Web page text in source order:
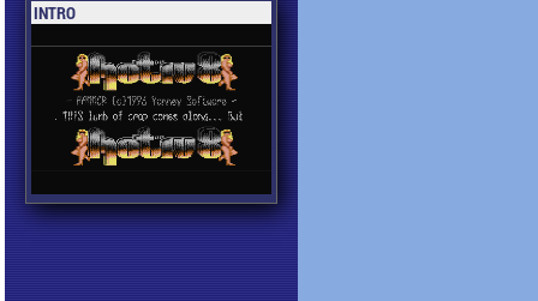
INTRO